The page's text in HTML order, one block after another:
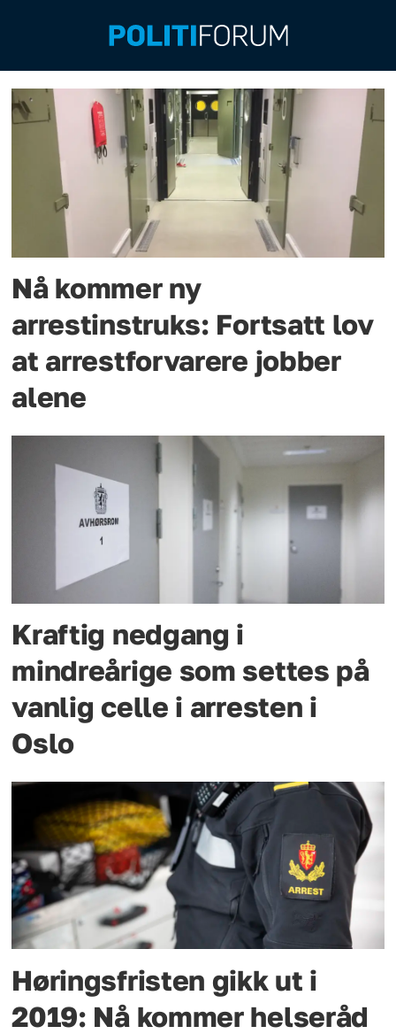
Emne:
arrestforvarere
Nå kommer ny
arrestinstruks: Fortsatt lov
at arrestforvarere jobber
alene
Kraftig nedgang i
mindreårige som settes på
vanlig celle i arresten i
Oslo
Høringsfristen gikk ut i
2019: Nå kommer helseråd